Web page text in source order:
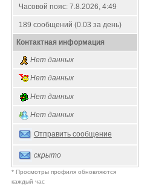
Часовой пояс: 7.8.2026, 4:49
189 сообщений (0.03 за день)
Контактная информация
Нет данных
Нет данных
Нет данных
Нет данных
Отправить сообщение
скрыто
* Просмотры профиля обновляются
каждый час